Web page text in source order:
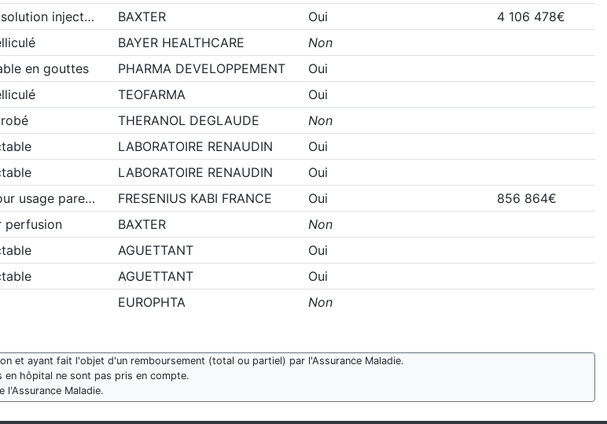
inject… BAXTER Oui
4 106 478€
BAYER HEALTHCARE
Non
en gouttes PHARMA DEVELOPPEMENT
Oui
TEOFARMA
Oui
THERANOL DEGLAUDE
Non
LABORATOIRE RENAUDIN
Oui
LABORATOIRE RENAUDIN
Oui
usage pare… FRESENIUS KABI FRANCE Oui
856 864€
perfusion BAXTER
Non
AGUETTANT
Oui
AGUETTANT
Oui
EUROPHTA Non
et ayant fait l'objet d'un remboursement (total ou partiel) par l'Assurance Maladie.
en hôpital ne sont pas pris en compte.
l'Assurance Maladie.